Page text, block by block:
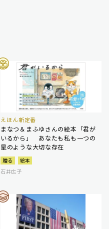
えほん新定番
まなつ＆まふゆさんの絵本「君が
いるから」 あなたも私も一つの
星のような大切な存在
贈る
絵本
石井広子